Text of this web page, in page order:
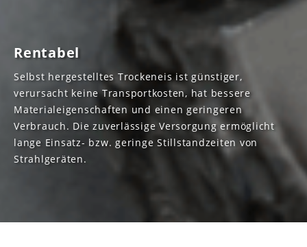
Rentabel
Selbst hergestelltes Trockeneis ist günstiger,
verursacht keine Transportkosten, hat bessere
Materialeigenschaften und einen geringeren
Verbrauch. Die zuverlässige Versorgung ermöglicht
lange Einsatz- bzw. geringe Stillstandzeiten von
Strahlgeräten.